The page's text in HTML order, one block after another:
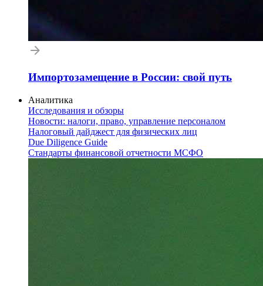
Импортозамещение в России: свой путь
Аналитика
Исследования и обзоры
Новости: налоги, право, управление персоналом
Налоговый дайджест для физических лиц
Due Diligence Guide
Стандарты финансовой отчетности МСФО